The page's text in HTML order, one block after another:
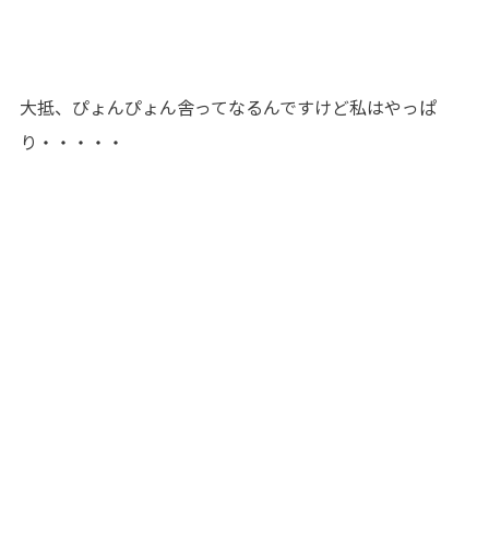
大抵、ぴょんぴょん舎ってなるんですけど私はやっぱ
り・・・・・